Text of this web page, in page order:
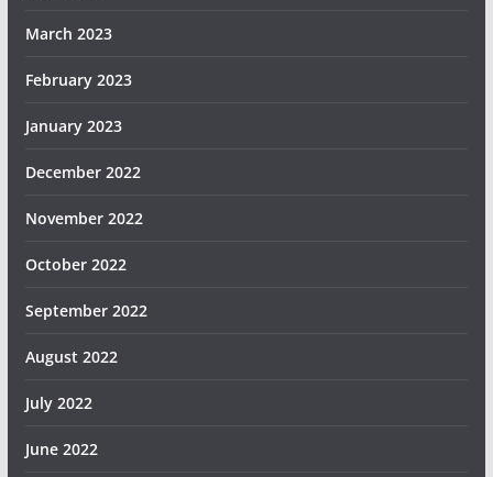
March 2023
February 2023
January 2023
December 2022
November 2022
October 2022
September 2022
August 2022
July 2022
June 2022